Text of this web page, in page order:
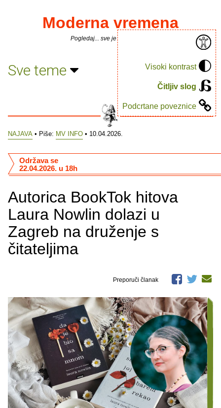
Visoki kontrast
Čitljiv slog
Podcrtane poveznice
Moderna vremena
Pogledaj... sve je puno knjiga.
Sve teme
NAJAVA • Piše: MV INFO • 10.04.2026.
Autorica BookTok hitova
Laura Nowlin dolazi u
Zagreb na druženje s
čitateljima
Održava se
22.04.2026. u 18h
Preporuči članak